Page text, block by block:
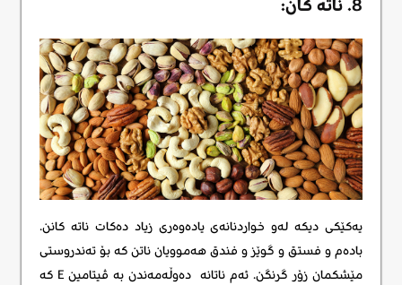
یەکێکی دیکە لەو خواردنانەی یادەوەری زیاد دەکات ناته کانن.
بادەم و فستق و گوێز و فندق هەموویان ناتن کە بۆ تەندروستی
مێشکمان زۆر گرنگن. ئەم ناتانه دەوڵەمەندن بە ڤیتامین E کە